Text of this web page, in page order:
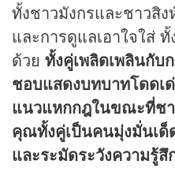
ทั้งชาวมังกรและชาวสิ
และการดูแลเอาใจใส่
ด้วย ทั้งคู่เพลิดเพลินกับ
ชอบแสดงบทบาทโดดเ
แนวแหกกฎในขณะที่ชา
คุณทั้งคู่เป็นคนมุ่งมั่นเด็
และระมัดระวังความรู้สึ